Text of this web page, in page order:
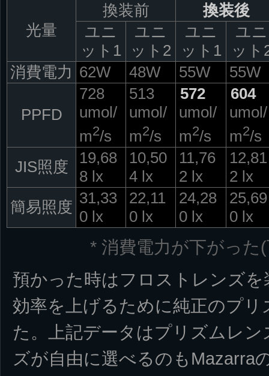
光量
換装前
換装後
ユニ
ット1
ユニ
ット2
ユニ
ット1
ユニ
ット
消費電力 62W 48W 55W 55W
PPFD
728
umol/
m2/s
513
umol/
m2/s
572
umol/
m2/s
604
umol/
m2/s
JIS照度
19,68
8 lx
10,50
4 lx
11,76
2 lx
12,81
2 lx
簡易照度 31,33
0 lx
22,11
0 lx
24,28
0 lx
25,69
0 lx
* 消費電力が下がっ
預かった時はフロストレンズ
効率を上げるために純正のプ
た。上記データはプリズムレ
ズが自由に選べるのもMazarra